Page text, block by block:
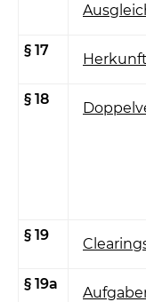
§ 17
§ 18
§ 19
§ 19a